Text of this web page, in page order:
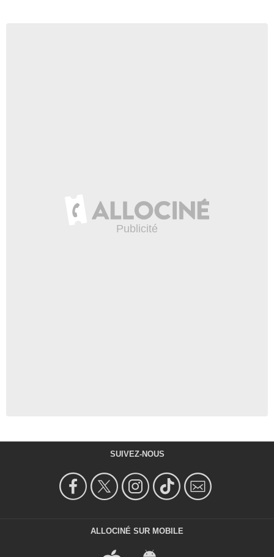
SUIVEZ-NOUS
ALLOCINÉ SUR MOBILE